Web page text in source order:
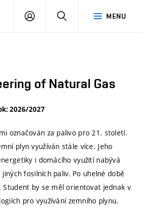
MENU
PŘIHLÁSIT
of Natural Gas
2026/2027
označován za palivo pro 21. století.
plyn využíván stále více. Jeho
i domácího využití nabývá
fosilních paliv. Po uhelné době
Student by se měl orientovat jednak v
pro využívání zemního plynu.